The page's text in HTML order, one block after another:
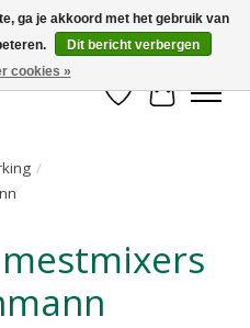
het opruwen van betonvloeren!
Verlanglijst
/
ga je akkoord met het gebruik van
Dit bericht verbergen
cookies »